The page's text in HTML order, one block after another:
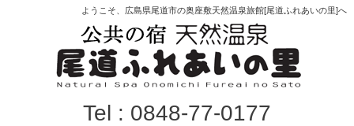
ようこそ、広島県尾道市の奥座敷天然温泉旅館[尾道ふれあいの里]へ
Tel : 0848-77-0177